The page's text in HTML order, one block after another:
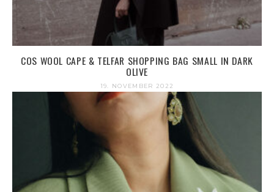
COS WOOL CAPE & TELFAR SHOPPING BAG SMALL IN DARK
OLIVE
19. NOVEMBER 2022